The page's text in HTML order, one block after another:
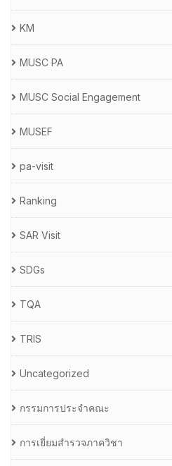
KM
MUSC PA
MUSC Social Engagement
MUSEF
pa-visit
Ranking
SAR Visit
SDGs
TQA
TRIS
Uncategorized
กรรมการประจำคณะ
การเยี่ยมสำรวจภาควิชา